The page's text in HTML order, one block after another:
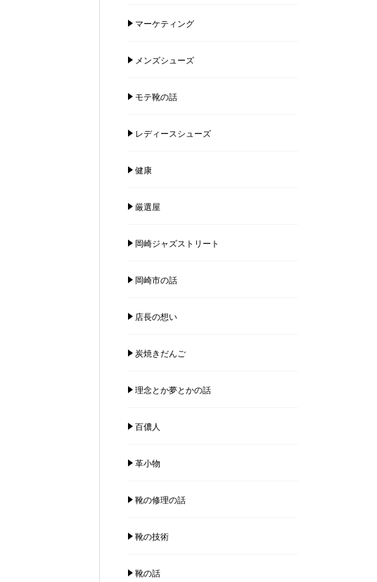
マーケティング
メンズシューズ
モテ靴の話
レディースシューズ
健康
厳選屋
岡崎ジャズストリート
岡崎市の話
店長の想い
炭焼きだんご
理念とか夢とかの話
百儂人
革小物
靴の修理の話
靴の技術
靴の話